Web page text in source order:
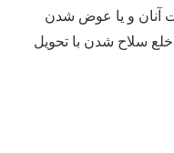
آنان و یا عوض شدن
خلع سلاح شدن با تحویل